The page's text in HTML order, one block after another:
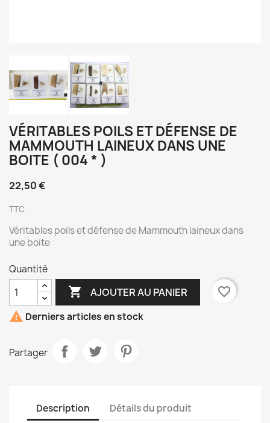
VÉRITABLES POILS ET DÉFENSE DE
MAMMOUTH LAINEUX DANS UNE
BOITE ( 004 * )
22,50 €
TTC
Véritables poils et défense de Mammouth laineux dans
une boite
Quantité
 AJOUTER AU PANIER
favorite_border
 Derniers articles en stock
Partager
Description Détails du produit